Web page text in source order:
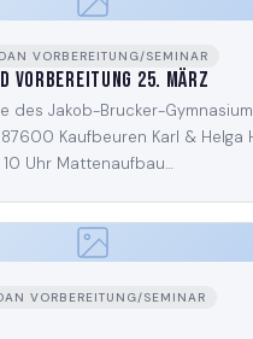
DAN VORBEREITUNG/SEMINAR
Vorbereitung 25. März
des Jakob-Brucker-
Kaufbeuren Karl & Helga
Uhr Mattenaufbau…
VORBEREITUNG/SEMINAR